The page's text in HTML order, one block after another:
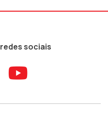
sociais
ao ao
Aceder